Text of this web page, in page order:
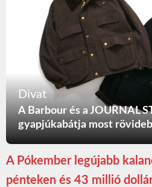
Divat
A Barbour és a JOURNAL
gyapjúkabátja most
A Pókember legújabb
pénteken és 43 millió